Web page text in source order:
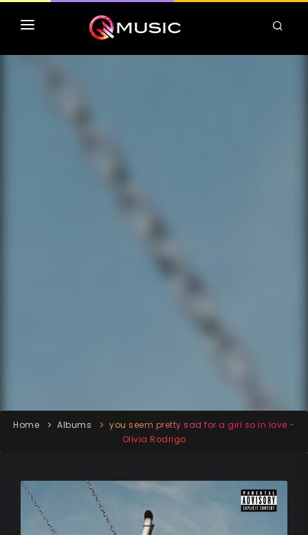
TOP MP3 ITUNES
Home Albums
you seem pretty sad for a girl so in love -
Olivia Rodrigo